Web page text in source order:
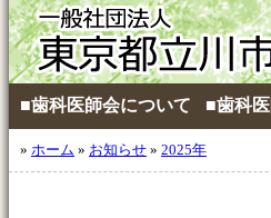
■歯科医師会について ■歯科
» ホーム » お知らせ » 2025年